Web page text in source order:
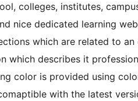
colleges, institutes,
nice dedicated learning
which are related to an
which describes it
color is provided using
with the latest